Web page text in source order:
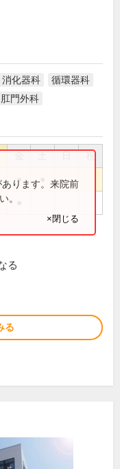
消化器科
循環器科
門外科
祝
●
ります。来院前
。
×閉じる
る
る